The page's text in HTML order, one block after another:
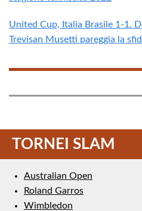
United Cup, Italia Brasile 1-1.
Trevisan Musetti pareggia la
TORNEI SLAM
Australian Open
Roland Garros
Wimbledon